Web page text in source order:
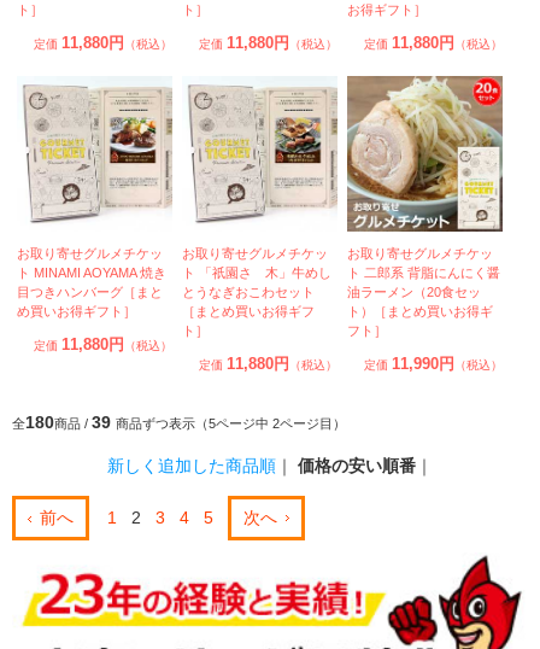
ト］
定価 11,880円 （税込）
ト］
定価 11,880円 （税込）
お得ギフト］
定価 11,880円 （税込）
お取り寄せグルメチケッ
ト MINAMI AOYAMA 焼き
目つきハンバーグ［まと
め買いお得ギフト］
定価 11,880円 （税込）
お取り寄せグルメチケッ
ト 「祇園さゝ木」牛めし
とうなぎおこわセット
［まとめ買いお得ギフ
ト］
定価 11,880円 （税込）
お取り寄せグルメチケッ
ト 二郎系 背脂にんにく醤
油ラーメン（20食セッ
ト）［まとめ買いお得ギ
フト］
定価 11,990円 （税込）
全180商品 / 39 商品ずつ表示（5ページ中 2ページ目）
新しく追加した商品順 ｜ 価格の安い順番 ｜
前へ 1 2 3 4 5 次へ